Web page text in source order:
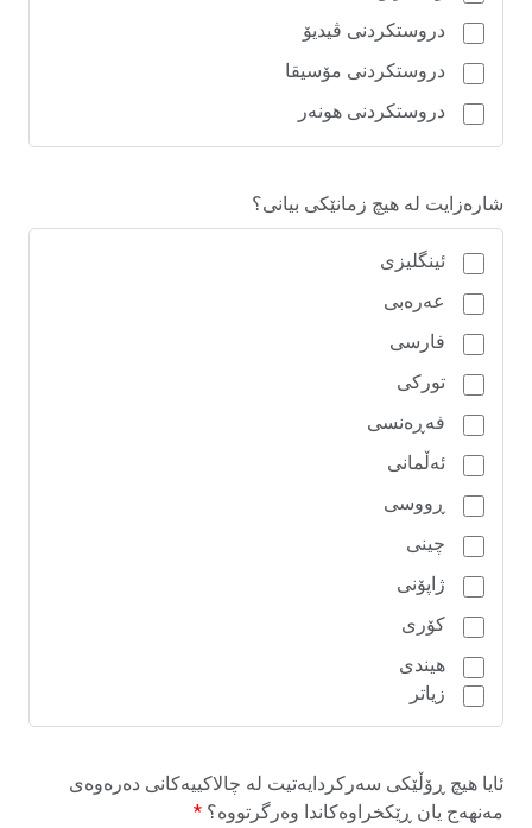
دروستکردنی ڤیدیۆ
دروستکردنی مۆسیقا
دروستکردنی هونەر
شارەزایت لە هیچ زمانێکی بیانی؟
ئینگلیزی
عەرەبی
فارسی
تورکی
فەڕەنسی
ئەڵمانی
ڕووسی
چینی
ژاپۆنی
کۆری
هیندی
زیاتر
ئایا هیچ ڕۆڵێکی سەرکردایەتیت لە چالاکییەکانی دەرەوەی
مەنهەج یان ڕێکخراوەکاندا وەرگرتووە؟ *